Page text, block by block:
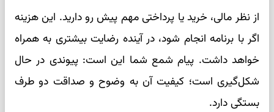
از نظر مالی، خرید یا پرداختی مهم پیش رو دارید. این هزینه
اگر با برنامه انجام شود، در آینده رضایت بیشتری به همراه
خواهد داشت. پیام شمع شما این است: پیوندی در حال
شکل‌گیری است؛ کیفیت آن به وضوح و صداقت دو طرف
بستگی دارد.